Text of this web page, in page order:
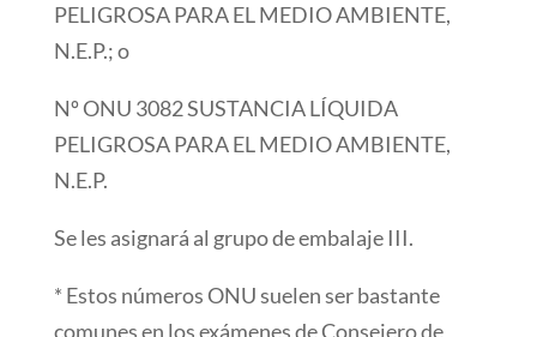
PELIGROSA PARA EL MEDIO AMBIENTE,
N.E.P.; o
Nº ONU 3082 SUSTANCIA LÍQUIDA
PELIGROSA PARA EL MEDIO AMBIENTE,
N.E.P.
Se les asignará al grupo de embalaje III.
* Estos números ONU suelen ser bastante
comunes en los exámenes de Consejero de